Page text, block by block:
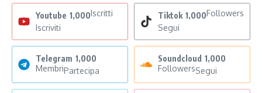
Youtube 1,000Iscritti
Iscriviti
Tiktok 1,000Followers
Segui
Telegram 1,000
MembriPartecipa
Soundcloud 1,000
FollowersSegui